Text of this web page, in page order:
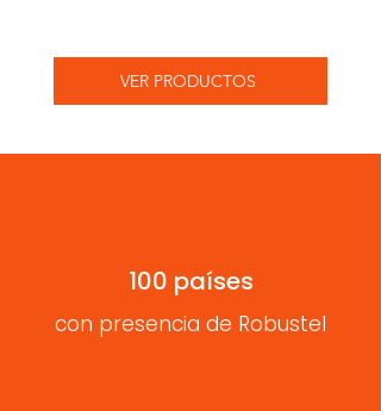
VER PRODUCTOS
100 países
con presencia de Robustel